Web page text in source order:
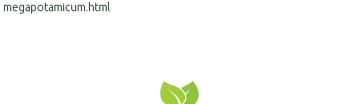
megapotamicum.html